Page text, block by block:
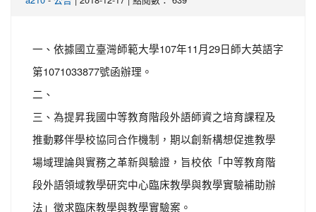
一、依據國立臺灣師範大學107年11月29日師大英語字
第1071033877號函辦理。
二、
三、為提昇我國中等教育階段外語師資之培育課程及
推動夥伴學校協同合作機制，期以創新構想促進教學
場域理論與實務之革新與驗證，旨校依「中等教育階
段外語領域教學研究中心臨床教學與教學實驗補助辦
法」徵求臨床教學與教學實驗案。